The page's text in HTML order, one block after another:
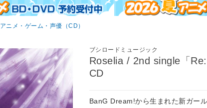
アニメ・ゲーム・声優（CD）
ブシロードミュージック
Roselia / 2nd single「
CD
BanG Dream!から生まれた新ガー